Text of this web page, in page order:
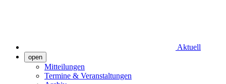
Aktuell
open
Mitteilungen
Termine & Veranstaltungen